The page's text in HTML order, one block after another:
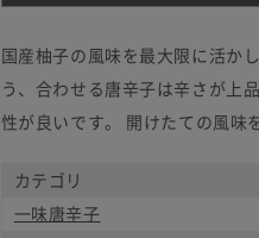
国産柚子の風味を最大限に活か
う、合わせる唐辛子は辛さが上
性が良いです。 開けたての風味
カテゴリ
一味唐辛子